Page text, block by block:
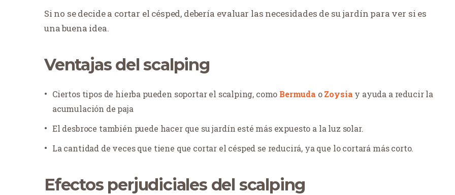
Si no se decide a cortar el césped, debería evaluar las necesidades de su jardín para ver si es
una buena idea.
Ventajas del scalping
Ciertos tipos de hierba pueden soportar el scalping, como Bermuda oZoysia y ayuda a reducir la
acumulación de paja
El desbroce también puede hacer que su jardín esté más expuesto a la luz solar.
La cantidad de veces que tiene que cortar el césped se reducirá, ya que lo cortará más corto.
Efectos perjudiciales del scalping